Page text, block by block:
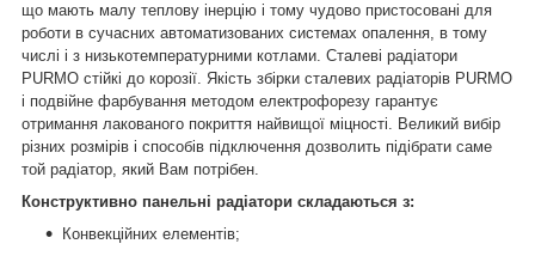
що мають малу теплову інерцію і тому чудово пристосовані для
роботи в сучасних автоматизованих системах опалення, в тому
числі і з низькотемпературними котлами. Сталеві радіатори
PURMO стійкі до корозії. Якість збірки сталевих радіаторів PURMO
і подвійне фарбування методом електрофорезу гарантує
отримання лакованого покриття найвищої міцності. Великий вибір
різних розмірів і способів підключення дозволить підібрати саме
той радіатор, який Вам потрібен.
Конструктивно панельні радіатори складаються з:
Конвекційних елементів;